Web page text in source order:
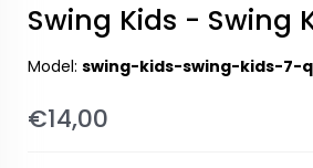
Swing Kids - Swing
Model: swing-kids-swing-kids-7-
€14,00